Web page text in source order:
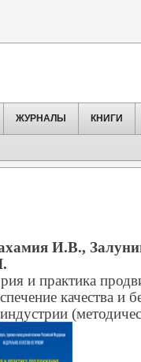
ЖУРНАЛЫ КНИГИ
И.В.,
и практика
качества и